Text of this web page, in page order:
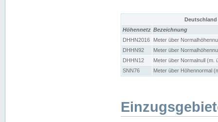
Höhennetz Bezeichnung
DHHN2016
Meter über
DHHN92
Meter über
DHHN12
Meter über Normalnull (m.
SNN76
Meter über Höhennormal